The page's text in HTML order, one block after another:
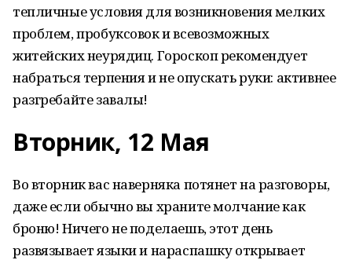
тепличные условия для возникновения мелких
проблем, пробуксовок и всевозможных
житейских неурядиц. Гороскоп рекомендует
набраться терпения и не опускать руки: активнее
разгребайте завалы!
Вторник, 12 Мая
Во вторник вас наверняка потянет на разговоры,
даже если обычно вы храните молчание как
броню! Ничего не поделаешь, этот день
развязывает языки и нараспашку открывает